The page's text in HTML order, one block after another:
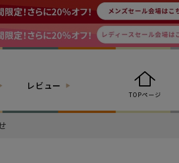
レビュー
TOPページ